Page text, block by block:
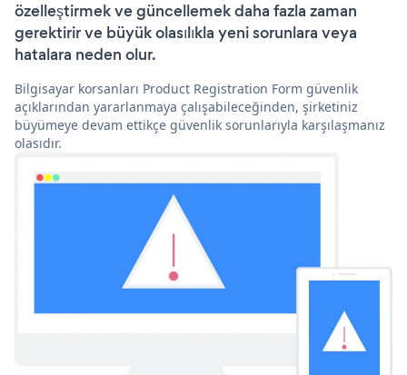
özelleştirmek ve güncellemek daha fazla zaman
gerektirir ve büyük olasılıkla yeni sorunlara veya
hatalara neden olur.
Bilgisayar korsanları Product Registration Form güvenlik
açıklarından yararlanmaya çalışabileceğinden, şirketiniz
büyümeye devam ettikçe güvenlik sorunlarıyla karşılaşmanız
olasıdır.